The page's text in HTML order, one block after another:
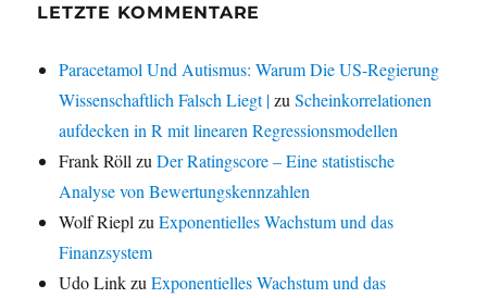
LETZTE KOMMENTARE
Paracetamol Und Autismus: Warum Die US-Regierung
Wissenschaftlich Falsch Liegt |zuScheinkorrelationen
aufdecken in R mit linearen Regressionsmodellen
Frank Röll zuDer Ratingscore – Eine statistische
Analyse von Bewertungskennzahlen
Wolf Riepl zuExponentielles Wachstum und das
Finanzsystem
Udo LinkzuExponentielles Wachstum und das